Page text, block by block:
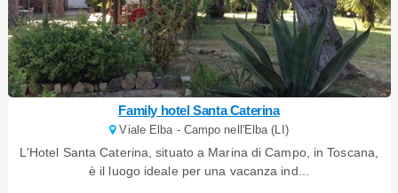
Family hotel Santa Caterina
Viale Elba - Campo nell'Elba (LI)
L'Hotel Santa Caterina, situato a Marina di Campo, in Toscana,
è il luogo ideale per una vacanza ind...